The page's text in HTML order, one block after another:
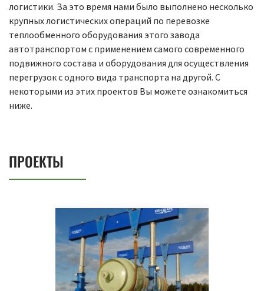
логистики. За это время нами было выполнено несколько
крупных логистических операций по перевозке
теплообменного оборудования этого завода
автотранспортом с применением самого современного
подвижного состава и оборудования для осуществления
перегрузок с одного вида транспорта на другой. С
некоторыми из этих проектов Вы можете ознакомиться
ниже.
ПРОЕКТЫ